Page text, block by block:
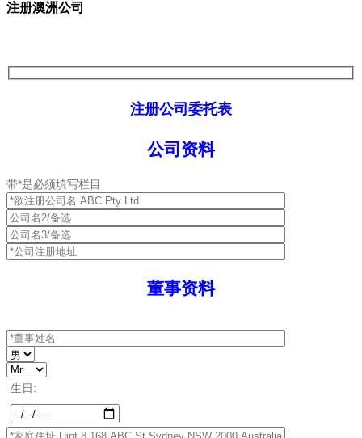
注册澳洲公司
注册公司委托表
公司资料
带*是必须填写栏目
董事资料
生日: